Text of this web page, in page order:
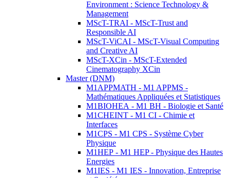
Environment : Science Technology &
Management
MScT-TRAI - MScT-Trust and
Responsible AI
MScT-ViCAI - MScT-Visual Computing
and Creative AI
MScT-XCin - MScT-Extended
Cinematography XCin
Master (DNM)
M1APPMATH - M1 APPMS -
Mathématiques Appliquées et Statistiques
M1BIOHEA - M1 BH - Biologie et Santé
M1CHEINT - M1 CI - Chimie et
Interfaces
M1CPS - M1 CPS - Système Cyber
Physique
M1HEP - M1 HEP - Physique des Hautes
Energies
M1IES - M1 IES - Innovation, Entreprise